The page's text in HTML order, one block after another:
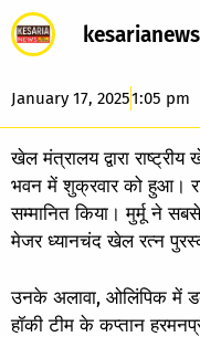
kesarianews
January 17, 20251:05 pm
खेल मंत्रालय द्वारा
भवन में शुक्रवार को हुआ।
सम्मानित किया। मुर्मू ने
मेजर ध्यानचंद खेल रत्न
उनके अलावा, ओलिंपिक में
हॉकी टीम के कप्तान